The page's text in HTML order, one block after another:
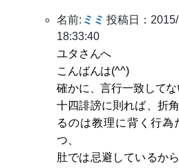
名前: ミミ 投稿日：
18:33:40
ユタさんへ
こんばんは(^^)
確かに、言行一致してな
十四誹謗に則れば、折
るのは教理に背く行為
つ、
肚では忌避しているか